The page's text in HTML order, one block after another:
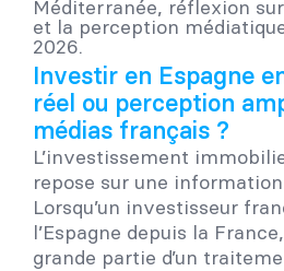
Investir en Espagne
réel ou perception
médias français ?
L’investissement
repose sur une
Lorsqu’un investisseur
l’Espagne depuis la
grande partie d’un